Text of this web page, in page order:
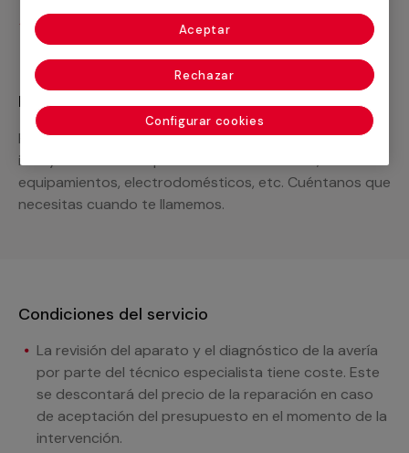
Recuerda que en MULTIMAP
Podemos ofrecer cualquier servicio a medida
incluyendo todo lo que necesites: materiales,
equipamientos, electrodomésticos, etc. Cuéntanos que
necesitas cuando te llamemos.
Condiciones del servicio
La revisión del aparato y el diagnóstico de la avería
por parte del técnico especialista tiene coste. Este
se descontará del precio de la reparación en caso
de aceptación del presupuesto en el momento de la
intervención.
Configurar cookies
Rechazar
Aceptar